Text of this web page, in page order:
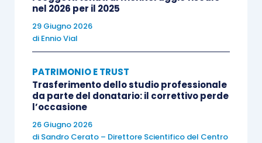
Se così non fosse, sottolinea la sentenza, si
paleserebbeun inaccettabile contrasto con
articolo 53 della Costituzione
non abbia alcuna relazione con un’idonea capacità
contributiva (a meno che non sia un’imposta
semplicemente d’atto, come ad esempio
l’imposta di registro).
nel 2026 per il 2025
29 Giugno 2026
di Ennio Vial
PATRIMONIO E TRUST
Trasferimento dello studio professionale
da parte del donatario: il correttivo perde
l’occasione
26 Giugno 2026
di Sandro Cerato – Direttore Scientifico del Centro